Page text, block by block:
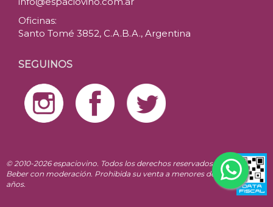
Oficinas:
Santo Tomé 3852, C.A.B.A., Argentina
SEGUINOS
© 2010-2026 espaciovino. Todos los derechos reservados.
Beber con moderación. Prohibida su venta a menores de 18
años.